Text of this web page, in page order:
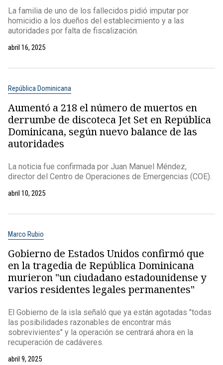
La familia de uno de los fallecidos pidió imputar por
homicidio a los dueños del establecimiento y a las
autoridades por falta de fiscalización.
abril 16, 2025
República Dominicana
Aumentó a 218 el número de muertos en
derrumbe de discoteca Jet Set en República
Dominicana, según nuevo balance de las
autoridades
La noticia fue confirmada por Juan Manuel Méndez,
director del Centro de Operaciones de Emergencias (COE).
abril 10, 2025
Marco Rubio
Gobierno de Estados Unidos confirmó que
en la tragedia de República Dominicana
murieron "un ciudadano estadounidense y
varios residentes legales permanentes"
El Gobierno de la isla señaló que ya están agotadas "todas
las posibilidades razonables de encontrar más
sobrevivientes" y la operación se centrará ahora en la
recuperación de cadáveres.
abril 9, 2025